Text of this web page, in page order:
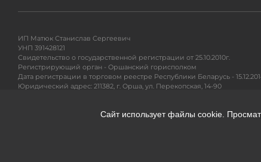
ИП Матюк Станислав Сергеевич
УНП 391428121
Свидетельство о государственной регистрации от 25.10.2010г.
Регистрирующий орган - Оршанский горисполком
Дата регистрации в торговом реестре Республики Беларусь -
Юридический адрес: 211382, г. Орша, ул. Перекопская, 14-90
Гарантийное и сервисное обслуживание, разрешение вопросов
Сайт использует файлы cookie.